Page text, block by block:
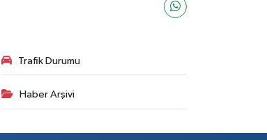
Trafik Durumu
Haber Arşivi